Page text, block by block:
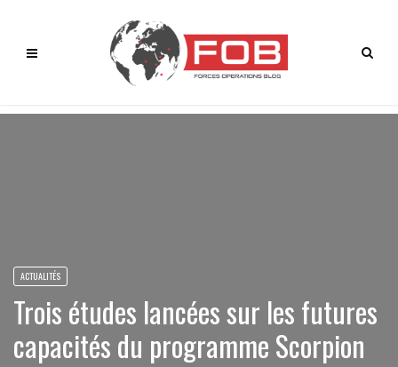
ACTUALITÉS
Trois études lancées sur les futures
capacités du programme Scorpion